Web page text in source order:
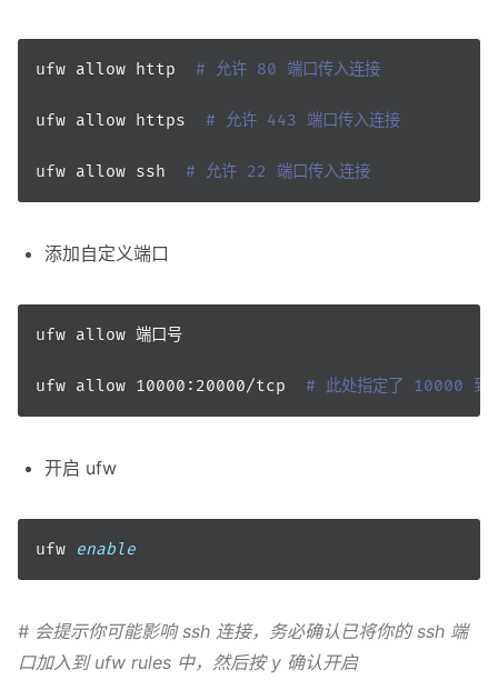
ufw allow http # 允许 80 端口传入连接
ufw allow https # 允许 443 端口传入连接
ufw allow ssh # 允许 22 端口传入连接
添加自定义端口
ufw allow 10000:20000/tcp # 此处指定了 10000 到
开启 ufw
ufw enable
# 会提示你可能影响 ssh 连接，务必确认已将你的 ssh 端
口加入到 ufw rules 中，然后按 y 确认开启